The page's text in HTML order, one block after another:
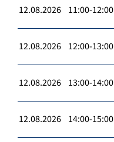
12.08.2026 11:00-12:00
12.08.2026 12:00-13:00
12.08.2026 13:00-14:00
12.08.2026 14:00-15:00